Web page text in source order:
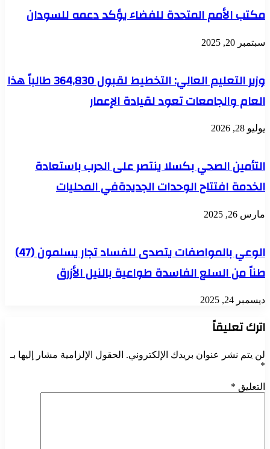
مكتب الأمم المتحدة للفضاء يؤكد دعمه للسودان
سبتمبر 20, 2025
وزير التعليم العالي: التخطيط لقبول 364,830 طالباً هذا
العام والجامعات تعود لقيادة الإعمار
يوليو 28, 2026
التأمين الصحي بكسلا ينتصر على الحرب باستعادة
الخدمة افتتاح الوحدات الجديدةفي المحليات
مارس 26, 2025
الوعي بالمواصفات يتصدى للفساد تجار يسلمون (47)
طناً من السلع الفاسدة طواعية بالنيل الأزرق
ديسمبر 24, 2025
اترك تعليقاً
لن يتم نشر عنوان بريدك الإلكتروني. الحقول الإلزامية مشار إليها بـ
*
التعليق *